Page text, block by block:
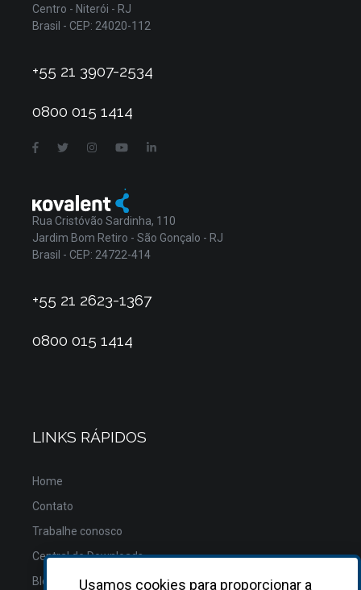
Centro - Niterói - RJ
Brasil - CEP: 24020-112
+55 21 3907-2534
0800 015 1414
Rua Cristóvão Sardinha, 110
Jardim Bom Retiro - São Gonçalo - RJ
Brasil - CEP: 24722-414
+55 21 2623-1367
0800 015 1414
LINKS RÁPIDOS
Home
Contato
Trabalhe conosco
Central de Downloads
Blog
Usamos cookies para proporcionar a